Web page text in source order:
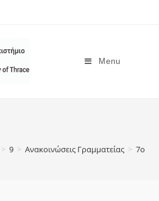
Menu
> 9 > Ανακοινώσεις Γραμματείας > 7ο